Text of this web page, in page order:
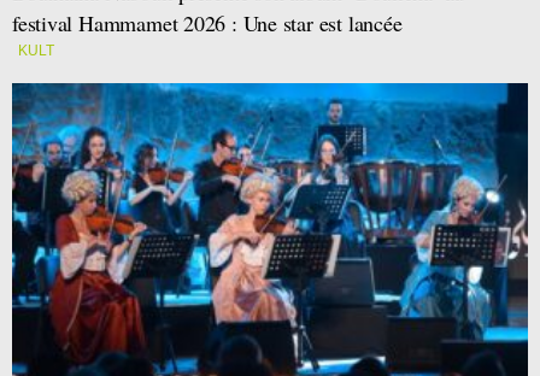
festival Hammamet 2026 : Une star est lancée
KULT